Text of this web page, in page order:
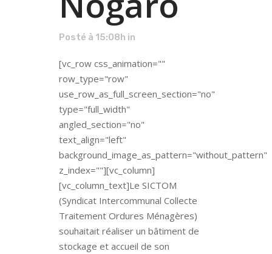
Posté à 15:08h in
[vc_row css_animation=""
row_type="row"
use_row_as_full_screen_section="no"
type="full_width"
angled_section="no"
text_align="left"
background_image_as_pattern="without_pattern"
z_index=""][vc_column]
[vc_column_text]Le SICTOM
(Syndicat Intercommunal Collecte
Traitement Ordures Ménagères)
souhaitait réaliser un bâtiment de
stockage et accueil de son